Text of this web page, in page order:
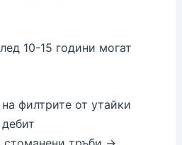
10-15 години могат
филтрите от утайки